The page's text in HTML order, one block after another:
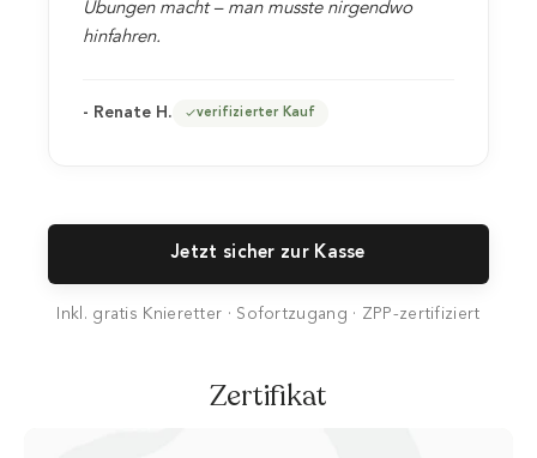
Übungen macht – man musste nirgendwo
hinfahren.
- Renate H. verifizierter Kauf
Jetzt sicher zur Kasse
Inkl. gratis Knieretter · Sofortzugang · ZPP-zertifiziert
Zertifikat